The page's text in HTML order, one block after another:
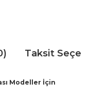
Taksit
Modeller İçin